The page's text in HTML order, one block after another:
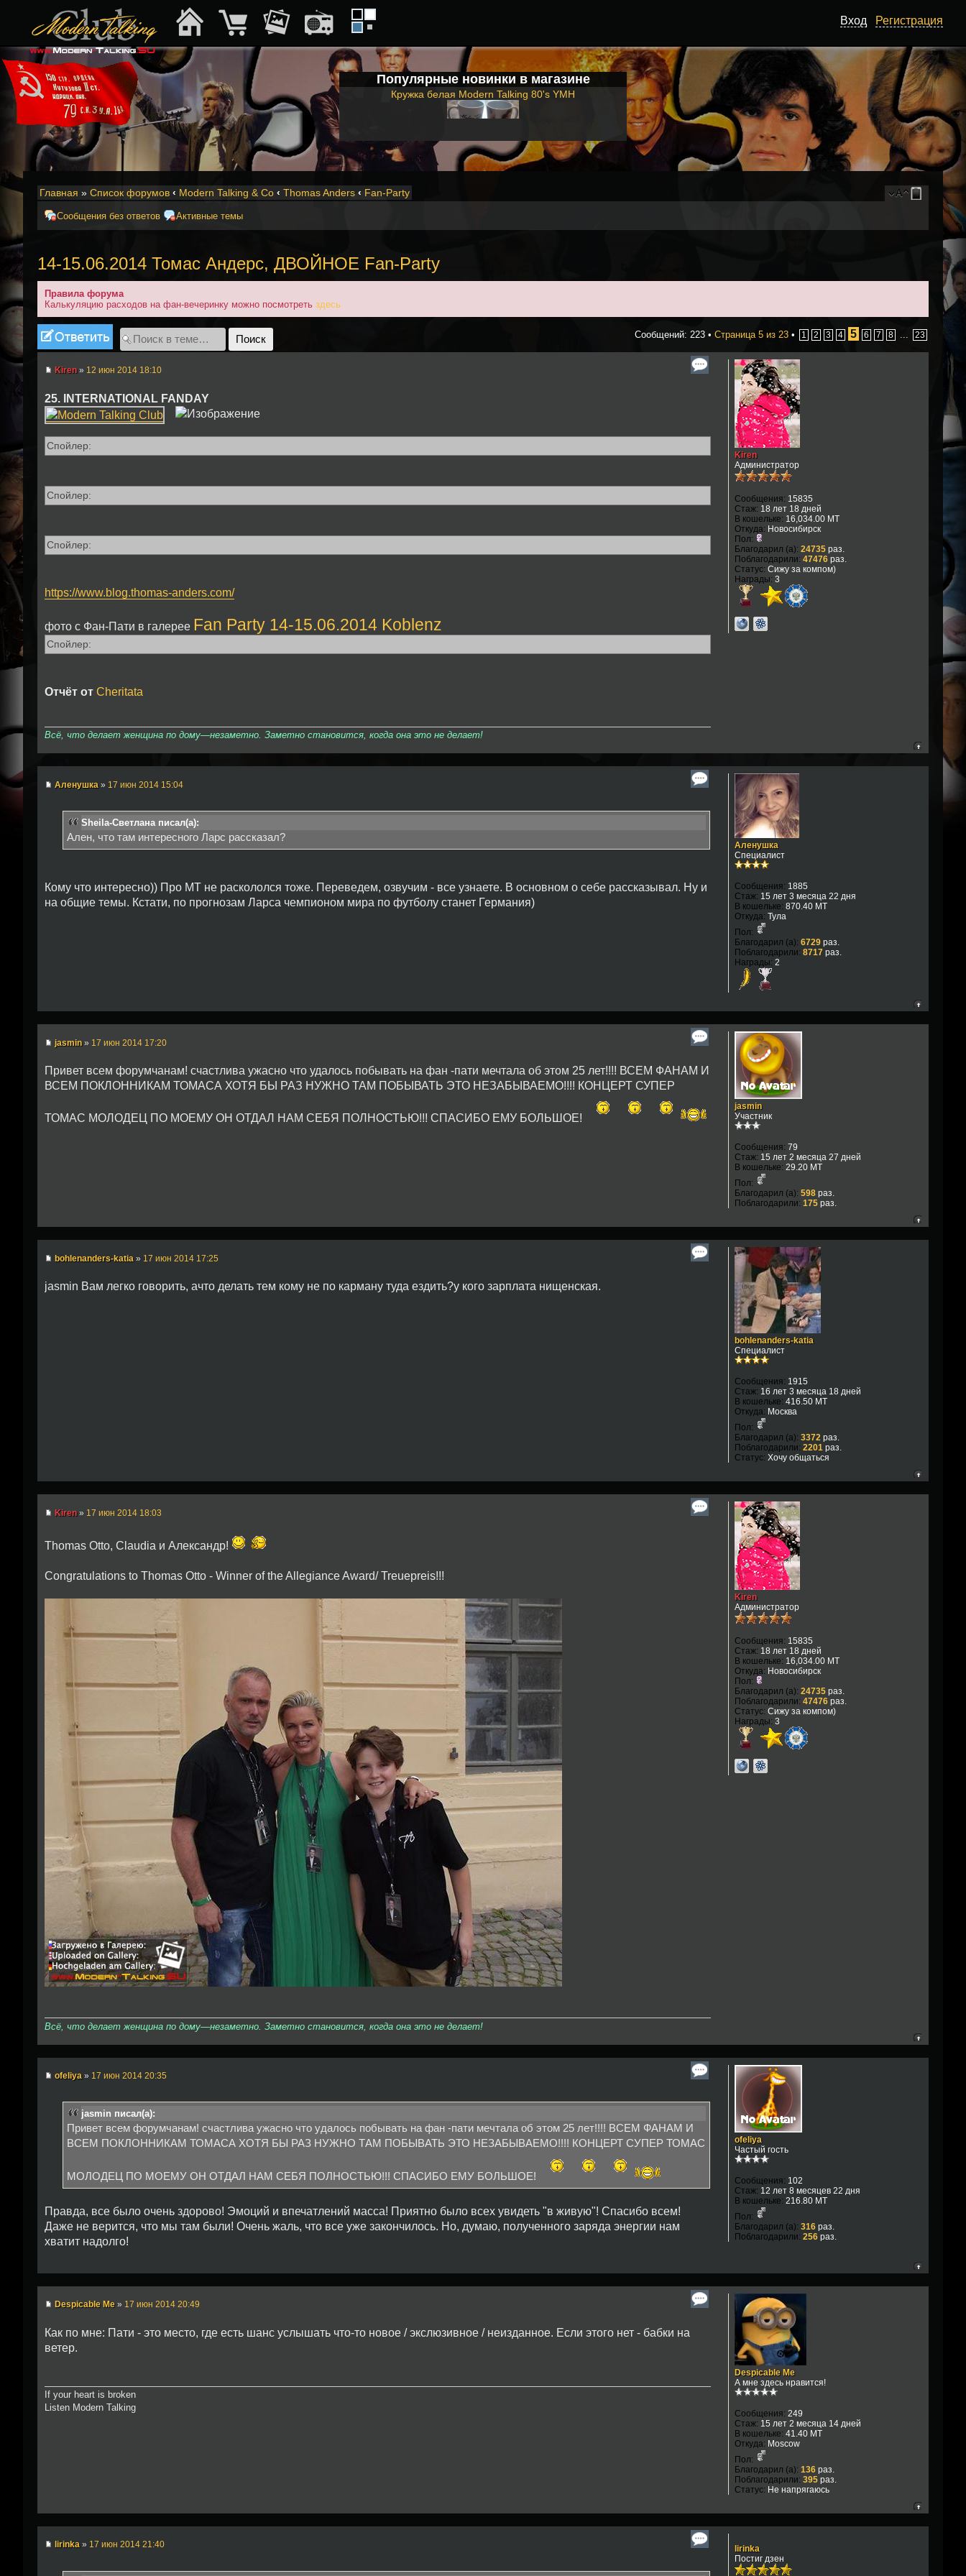
Популярные новинки в магазине
Кружка белая Modern Talking 80's YMH
Главная » Список форумов ‹ Modern Talking & Co ‹ Thomas Anders ‹ Fan-Party
Сообщения без ответов Активные темы
14-15.06.2014 Томас Андерс, ДВОЙНОЕ Fan-Party
Правила форума
Калькуляцию расходов на фан-вечеринку можно посмотреть здесь
Ответить Сообщений: 223 • Страница 5 из 23 • 1 2 3 4 5 6 7 8 ... 23
Kiren » 12 июн 2014 18:10
25. INTERNATIONAL FANDAY
Спойлер:
Спойлер:
Спойлер:
https://www.blog.thomas-anders.com/
фото с Фан-Пати в галерее Fan Party 14-15.06.2014 Koblenz
Спойлер:
Отчёт от Cheritata
Всё, что делает женщина по дому—незаметно. Заметно становится, когда она это не делает!
Kiren
Администратор
Сообщения: 15835
Стаж: 18 лет 18 дней
В кошельке: 16,034.00 MT
Откуда: Новосибирск
Пол:
Благодарил (а): 24735раз.
Поблагодарили: 47476раз.
Статус: Сижу за компом)
Награды: 3
Аленушка » 17 июн 2014 15:04
Sheila-Светлана писал(а):
Ален, что там интересного Ларс рассказал?
Кому что интересно)) Про МТ не раскололся тоже. Переведем, озвучим - все узнаете. В основном о себе рассказывал. Ну и
на общие темы. Кстати, по прогнозам Ларса чемпионом мира по футболу станет Германия)
Аленушка
Специалист
Сообщения: 1885
Стаж: 15 лет 3 месяца 22 дня
В кошельке: 870.40 MT
Откуда: Тула
Пол:
Благодарил (а): 6729раз.
Поблагодарили: 8717раз.
Награды: 2
jasmin » 17 июн 2014 17:20
Привет всем форумчанам! счастлива ужасно что удалось побывать на фан -пати мечтала об этом 25 лет!!!! ВСЕМ ФАНАМ И
ВСЕМ ПОКЛОННИКАМ ТОМАСА ХОТЯ БЫ РАЗ НУЖНО ТАМ ПОБЫВАТЬ ЭТО НЕЗАБЫВАЕМО!!!! КОНЦЕРТ СУПЕР
ТОМАС МОЛОДЕЦ ПО МОЕМУ ОН ОТДАЛ НАМ СЕБЯ ПОЛНОСТЬЮ!!! СПАСИБО ЕМУ БОЛЬШОЕ!
jasmin
Участник
Сообщения: 79
Стаж: 15 лет 2 месяца 27 дней
В кошельке: 29.20 MT
Пол:
Благодарил (а): 598раз.
Поблагодарили: 175раз.
bohlenanders-katia » 17 июн 2014 17:25
jasmin Вам легко говорить, ачто делать тем кому не по карману туда ездить?у кого зарплата нищенская.
bohlenanders-katia
Специалист
Сообщения: 1915
Стаж: 16 лет 3 месяца 18 дней
В кошельке: 416.50 MT
Откуда: Москва
Пол:
Благодарил (а): 3372раз.
Поблагодарили: 2201раз.
Статус: Хочу общаться
Kiren » 17 июн 2014 18:03
Thomas Otto, Claudia и Александр!
Congratulations to Thomas Otto - Winner of the Allegiance Award/ Treuepreis!!!
Всё, что делает женщина по дому—незаметно. Заметно становится, когда она это не делает!
Kiren
Администратор
Сообщения: 15835
Стаж: 18 лет 18 дней
В кошельке: 16,034.00 MT
Откуда: Новосибирск
Пол:
Благодарил (а): 24735раз.
Поблагодарили: 47476раз.
Статус: Сижу за компом)
Награды: 3
ofeliya » 17 июн 2014 20:35
jasmin писал(а):
Привет всем форумчанам! счастлива ужасно что удалось побывать на фан -пати мечтала об этом 25 лет!!!! ВСЕМ ФАНАМ И
ВСЕМ ПОКЛОННИКАМ ТОМАСА ХОТЯ БЫ РАЗ НУЖНО ТАМ ПОБЫВАТЬ ЭТО НЕЗАБЫВАЕМО!!!! КОНЦЕРТ СУПЕР ТОМАС
МОЛОДЕЦ ПО МОЕМУ ОН ОТДАЛ НАМ СЕБЯ ПОЛНОСТЬЮ!!! СПАСИБО ЕМУ БОЛЬШОЕ!
Правда, все было очень здорово! Эмоций и впечатлений масса! Приятно было всех увидеть "в живую"! Спасибо всем!
Даже не верится, что мы там были! Очень жаль, что все уже закончилось. Но, думаю, полученного заряда энергии нам
хватит надолго!
ofeliya
Частый гость
Сообщения: 102
Стаж: 12 лет 8 месяцев 22 дня
В кошельке: 216.80 MT
Пол:
Благодарил (а): 316раз.
Поблагодарили: 256раз.
Despicable Me » 17 июн 2014 20:49
Как по мне: Пати - это место, где есть шанс услышать что-то новое / экслюзивное / неизданное. Если этого нет - бабки на
ветер.
If your heart is broken
Listen Modern Talking
Despicable Me
А мне здесь нравится!
Сообщения: 249
Стаж: 15 лет 2 месяца 14 дней
В кошельке: 41.40 MT
Откуда: Moscow
Пол:
Благодарил (а): 136раз.
Поблагодарили: 395раз.
Статус: Не напрягаюсь
lirinka » 17 июн 2014 21:40
lirinka
Постиг дзен
Вход Регистрация